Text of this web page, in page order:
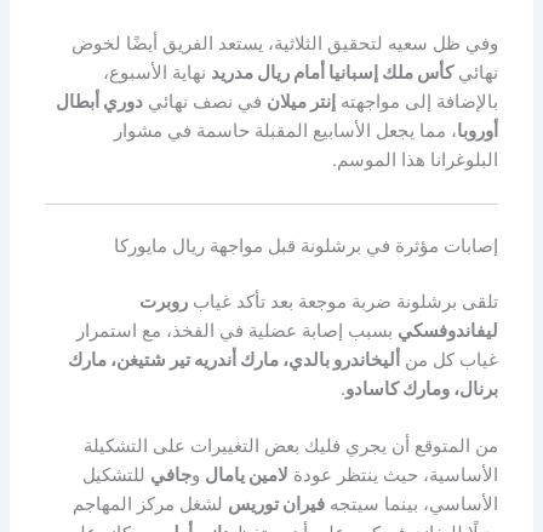
وفي ظل سعيه لتحقيق الثلاثية، يستعد الفريق أيضًا لخوض
نهائيكأس ملك إسبانيا أمام ريال مدريد نهاية الأسبوع،
بالإضافة إلى مواجهتهإنتر ميلان في نصف نهائيدوري أبطال
أوروبا، مما يجعل الأسابيع المقبلة حاسمة في مشوار
البلوغرانا هذا الموسم.
إصابات مؤثرة في برشلونة قبل مواجهة ريال مايوركا
تلقى برشلونة ضربة موجعة بعد تأكد غيابروبرت
ليفاندوفسكي بسبب إصابة عضلية في الفخذ، مع استمرار
غياب كل من أليخاندرو بالدي، مارك أندريه تير شتيغن، مارك
برنال، ومارك كاسادو.
من المتوقع أن يجري فليك بعض التغييرات على التشكيلة
الأساسية، حيث ينتظر عودة لامين يامال وجافي للتشكيل
الأساسي، بينما سيتجهفيران توريس لشغل مركز المهاجم